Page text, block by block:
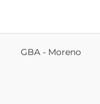
GBA - Moreno